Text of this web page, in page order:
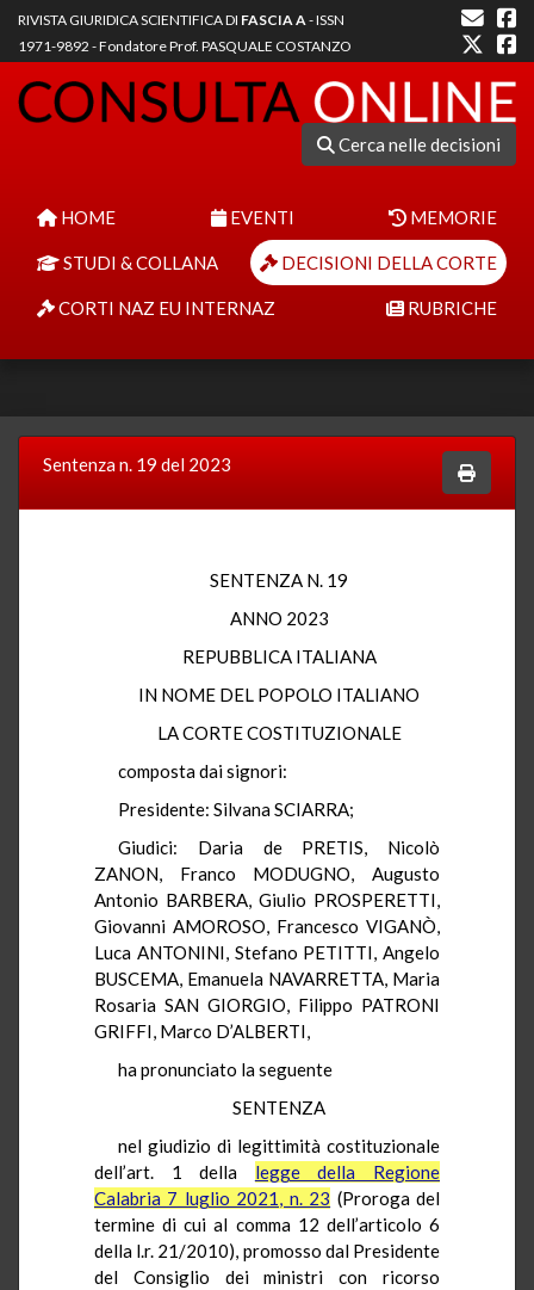
RIVISTA GIURIDICA SCIENTIFICA DI FASCIA A- ISSN
1971-9892 - Fondatore Prof. PASQUALE COSTANZO
Cerca nelle decisioni
HOME EVENTI MEMORIE
STUDI & COLLANA DECISIONI DELLA CORTE
CORTI NAZ EU INTERNAZ RUBRICHE
Sentenza n. 19 del 2023
SENTENZA N. 19
ANNO 2023
REPUBBLICA ITALIANA
IN NOME DEL POPOLO ITALIANO
LA CORTE COSTITUZIONALE
composta dai signori:
Presidente: Silvana SCIARRA;
Giudici: Daria de PRETIS, Nicolò
ZANON, Franco MODUGNO, Augusto
Antonio BARBERA, Giulio PROSPERETTI,
Giovanni AMOROSO, Francesco VIGANÒ,
Luca ANTONINI, Stefano PETITTI, Angelo
BUSCEMA, Emanuela NAVARRETTA, Maria
Rosaria SAN GIORGIO, Filippo PATRONI
GRIFFI, Marco D’ALBERTI,
ha pronunciato la seguente
SENTENZA
nel giudizio di legittimità costituzionale
dell’art. 1 della legge della Regione
Calabria 7 luglio 2021, n. 23 (Proroga del
termine di cui al comma 12 dell’articolo 6
della l.r. 21/2010), promosso dal Presidente
del Consiglio dei ministri con ricorso